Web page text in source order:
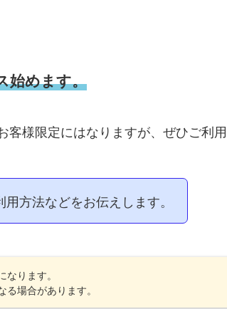
始めます。
客様限定にはなりますが、ぜひご利用
用方法などをお伝えします。
ります。
場合があります。